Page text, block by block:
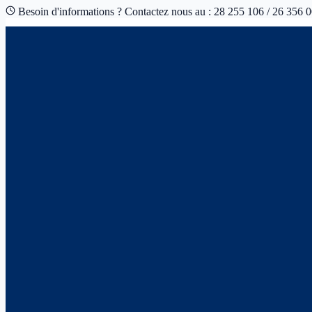
Besoin d'informations ? Contactez nous au : 28 255 106 / 26 356